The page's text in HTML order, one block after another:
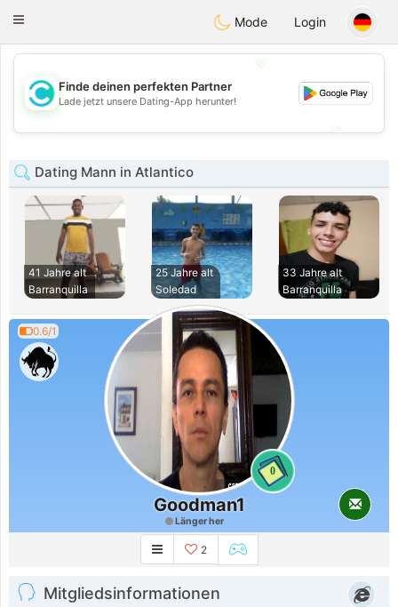
olombiaCitas
Toggle
Mode Login
💖
💕
Finde deinen perfekten Partner
Lade jetzt unsere Dating-App herunter!
Dating Mann in Atlantico
41 Jahre alt
Barranquilla
25 Jahre alt
Soledad
33 Jahre alt
Barranquilla
0.6/1
0
Goodman1
Länger her
2
Mitgliedsinformationen